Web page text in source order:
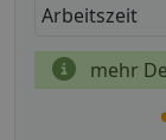
Arbeitszeit
mehr